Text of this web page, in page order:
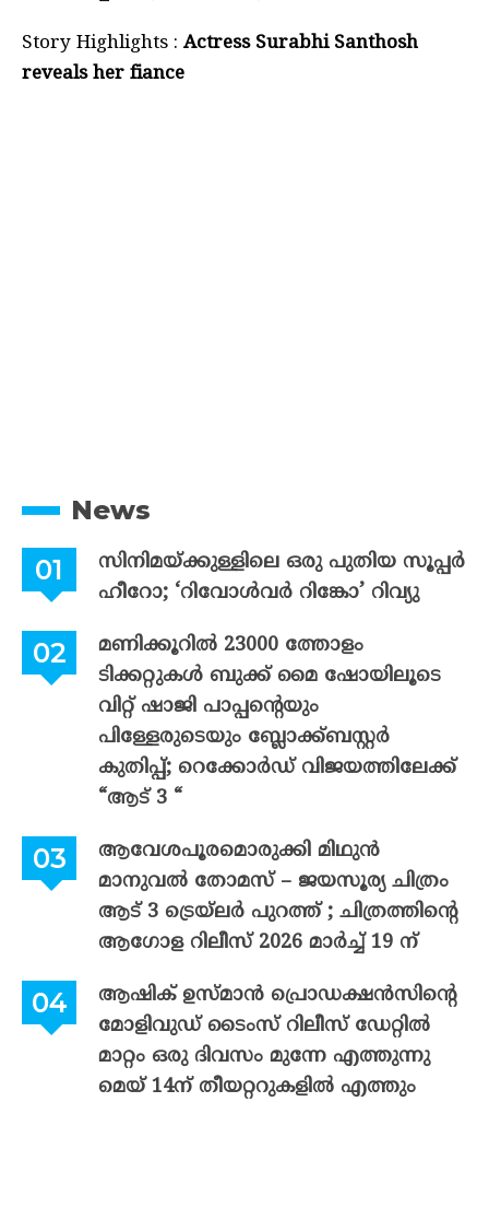
Story Highlights : Actress Surabhi Santhosh
reveals her fiance
News
സിനിമയ്ക്കുള്ളിലെ ഒരു പുതിയ സൂപ്പർ
ഹീറോ; ‘റിവോൾവർ റിങ്കോ’ റിവ്യു
മണിക്കൂറിൽ 23000 ത്തോളം
ടിക്കറ്റുകൾ ബുക്ക് മൈ ഷോയിലൂടെ
വിറ്റ് ഷാജി പാപ്പന്റെയും
പിള്ളേരുടെയും ബ്ലോക്ക്ബസ്റ്റർ
കുതിപ്പ്; റെക്കോർഡ് വിജയത്തിലേക്ക്
“ആട് 3 “
ആവേശപൂരമൊരുക്കി മിഥുൻ
മാനുവൽ തോമസ് – ജയസൂര്യ ചിത്രം
ആട് 3 ട്രെയ്‌ലർ പുറത്ത് ; ചിത്രത്തിന്റെ
ആഗോള റിലീസ് 2026 മാർച്ച് 19 ന്
ആഷിക് ഉസ്മാൻ പ്രൊഡക്ഷൻസിന്റെ
മോളിവുഡ് ടൈംസ് റിലീസ് ഡേറ്റിൽ
മാറ്റം ഒരു ദിവസം മുന്നേ എത്തുന്നു
മെയ് 14ന് തീയറ്ററുകളിൽ എത്തും